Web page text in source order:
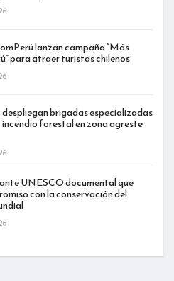
lanzan campaña “Más
para atraer turistas chilenos
brigadas especializadas
forestal en zona agreste
UNESCO documental que
con la conservación del